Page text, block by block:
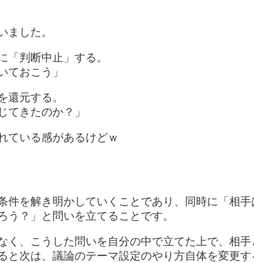
ました。
判断中止」する。
おこう」
還元する。
きたのか？」
ている感があるけどｗ
件を解き明かしていくことであり、同時に「相
？」と問いを立てることです。
く、こうした問いを自分の中で立てた上で、相
次は、議論のテーマ設定のやり方自体を変更